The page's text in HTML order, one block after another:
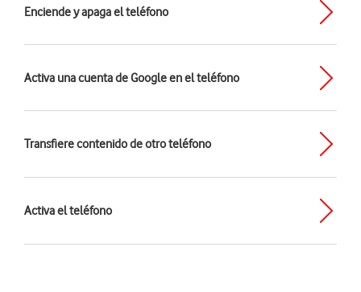
Enciende y apaga el teléfono
Activa una cuenta de Google en el teléfono
Transfiere contenido de otro teléfono
Activa el teléfono